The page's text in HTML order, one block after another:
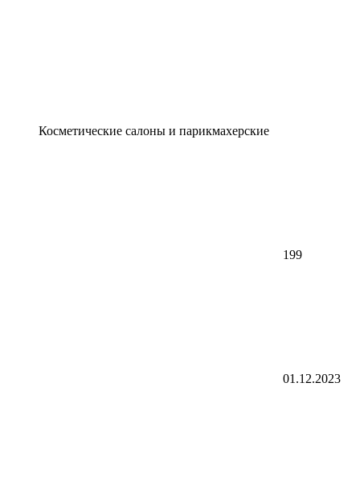
Косметические салоны и парикмахерские
199
01.12.2023